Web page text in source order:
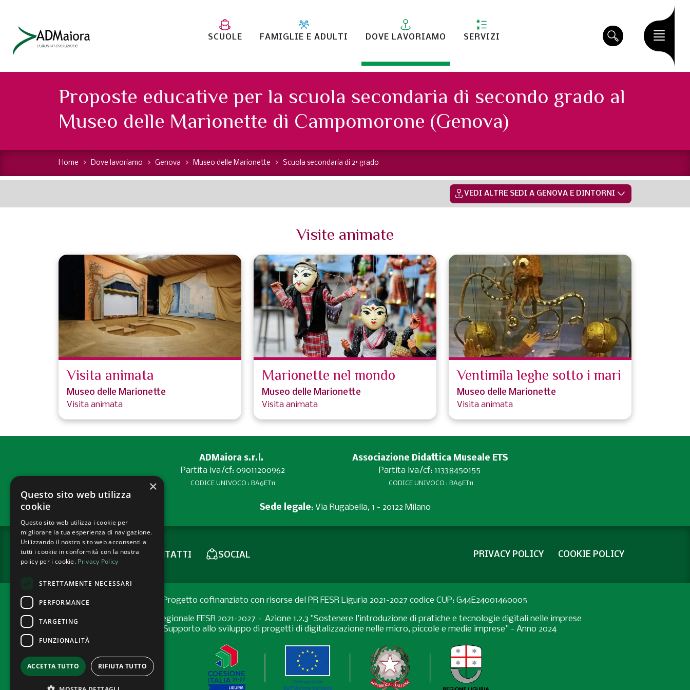
SCUOLE FAMIGLIE E ADULTI DOVE LAVORIAMO SERVIZI
Proposte educative per la scuola secondaria di secondo grado al
Museo delle Marionette di Campomorone (Genova)
Home Dove lavoriamo Genova Museo delle Marionette Scuola secondaria di 2° grado
VEDI ALTRE SEDI A GENOVA E DINTORNI
Visite animate
Visita animata
Museo delle Marionette
Visita animata
Marionette nel mondo
Museo delle Marionette
Visita animata
Ventimila leghe sotto i mari
Museo delle Marionette
Visita animata
ADMaiora s.r.l.
Partita iva/cf: 09011200962
CODICE UNIVOCO : BA6ET11
Associazione Didattica Museale ETS
Partita iva/cf: 11338450155
CODICE UNIVOCO : BA6ET11
Sede legale: Via Rugabella, 1 - 20122 Milano
NEWSLETTER CONTATTI SOCIAL PRIVACY POLICY COOKIE POLICY
Progetto cofinanziato con risorse del PR FESR Liguria 2021-2027 codice CUP: G44E24001460005
Programma Regionale FESR 2021-2027 – Azione 1.2.3 "Sostenere l’introduzione di pratiche e tecnologie digitali nelle imprese
Bando “Supporto allo sviluppo di progetti di digitalizzazione nelle micro, piccole e medie imprese” - Anno 2024
×
Questo sito web utilizza
cookie
Questo sito web utilizza i cookie per
migliorare la tua esperienza di navigazione.
Utilizzando il nostro sito web acconsenti a
tutti i cookie in conformità con la nostra
policy per i cookie. Privacy Policy
STRETTAMENTE NECESSARI
PERFORMANCE
TARGETING
FUNZIONALITÀ
ACCETTA TUTTO RIFIUTA TUTTO